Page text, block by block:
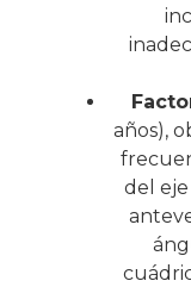
años),
del eje